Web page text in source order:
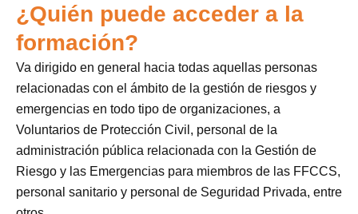
¿Quién puede acceder a la
formación?
Va dirigido en general hacia todas aquellas personas
relacionadas con el ámbito de la gestión de riesgos y
emergencias en todo tipo de organizaciones, a
Voluntarios de Protección Civil, personal de la
administración pública relacionada con la Gestión de
Riesgo y las Emergencias para miembros de las FFCCS,
personal sanitario y personal de Seguridad Privada, entre